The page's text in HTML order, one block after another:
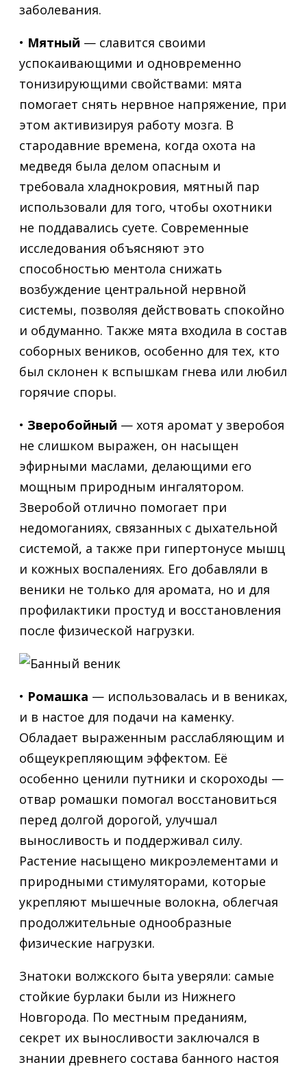
заболевания.
• Мятный — славится своими
успокаивающими и одновременно
тонизирующими свойствами: мята
помогает снять нервное напряжение, при
этом активизируя работу мозга. В
стародавние времена, когда охота на
медведя была делом опасным и
требовала хладнокровия, мятный пар
использовали для того, чтобы охотники
не поддавались суете. Современные
исследования объясняют это
способностью ментола снижать
возбуждение центральной нервной
системы, позволяя действовать спокойно
и обдуманно. Также мята входила в состав
соборных веников, особенно для тех, кто
был склонен к вспышкам гнева или любил
горячие споры.
• Зверобойный — хотя аромат у зверобоя
не слишком выражен, он насыщен
эфирными маслами, делающими его
мощным природным ингалятором.
Зверобой отлично помогает при
недомоганиях, связанных с дыхательной
системой, а также при гипертонусе мышц
и кожных воспалениях. Его добавляли в
веники не только для аромата, но и для
профилактики простуд и восстановления
после физической нагрузки.
• Ромашка — использовалась и в вениках,
и в настое для подачи на каменку.
Обладает выраженным расслабляющим и
общеукрепляющим эффектом. Её
особенно ценили путники и скороходы —
отвар ромашки помогал восстановиться
перед долгой дорогой, улучшал
выносливость и поддерживал силу.
Растение насыщено микроэлементами и
природными стимуляторами, которые
укрепляют мышечные волокна, облегчая
продолжительные однообразные
физические нагрузки.
Знатоки волжского быта уверяли: самые
стойкие бурлаки были из Нижнего
Новгорода. По местным преданиям,
секрет их выносливости заключался в
знании древнего состава банного настоя